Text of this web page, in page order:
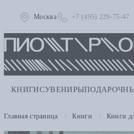
Москва +7 (495) 229-75-47
КНИГИСУВЕНИРЫ
Главная страница Книги Книги